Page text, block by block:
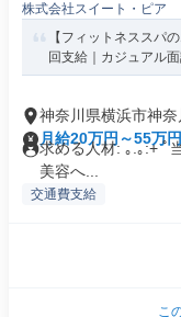
株式会社スイート・ピア
【フィットネススパ
回支給｜カジュアル
神奈川県横浜市神奈
月給20万円～55万円
求める人材: ｡.｡:+ ﾟ
美容へ...
交通費支給
こ